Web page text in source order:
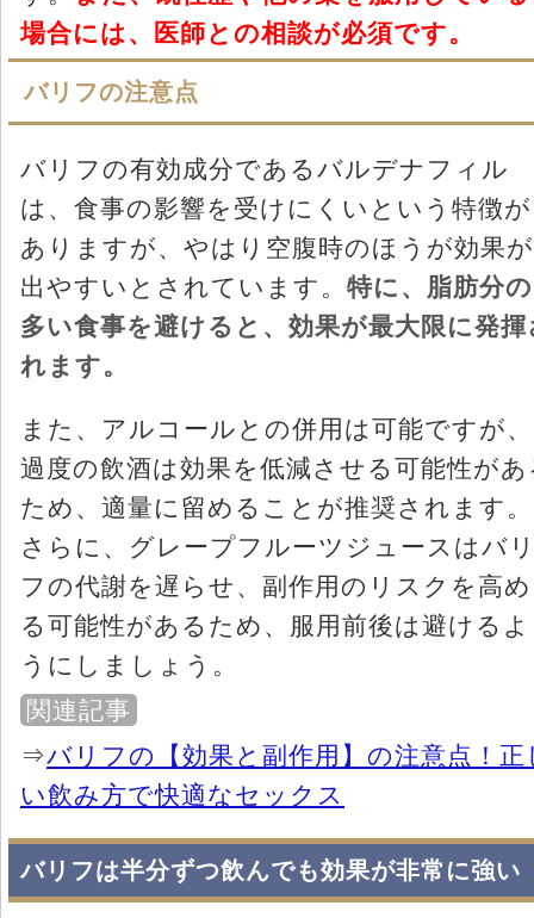
場合には、医師との相談が必須です。
バリフの注意点
バリフの有効成分であるバルデナフィル
は、食事の影響を受けにくいという特徴が
ありますが、やはり空腹時のほうが効果が
出やすいとされています。 特に、脂肪分の
多い食事を避けると、効果が最大限に発揮
れます。
また、アルコールとの併用は可能ですが、
過度の飲酒は効果を低減させる可能性があ
ため、適量に留めることが推奨されます。
さらに、グレープフルーツジュースはバ
フの代謝を遅らせ、副作用のリスクを高め
る可能性があるため、服用前後は避けるよ
うにしましょう。
関連記事
⇒バリフの【効果と副作用】の注意点！正
い飲み方で快適なセックス
バリフは半分ずつ飲んでも効果が非常に強い